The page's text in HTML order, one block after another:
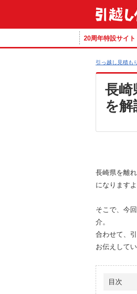
20周年特設サイト
引っ越し見積も
長崎
を解
長崎県を離
になりますよ
そこで、今
介。
合わせて、
お伝えしてい
目次